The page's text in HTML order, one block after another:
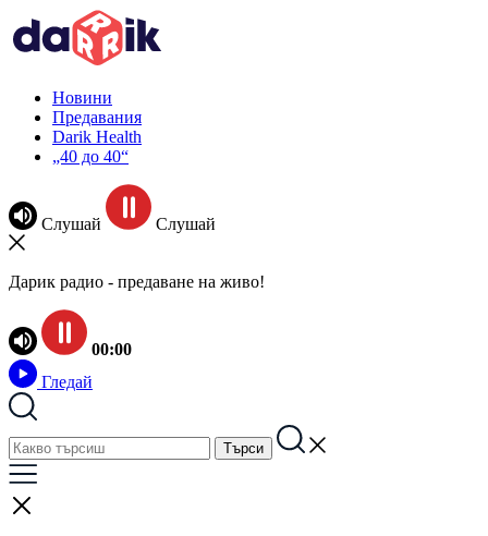
Новини
Предавания
Darik Health
„40 до 40“
Слушай Слушай
Дарик радио - предаване на живо!
00:00
Гледай